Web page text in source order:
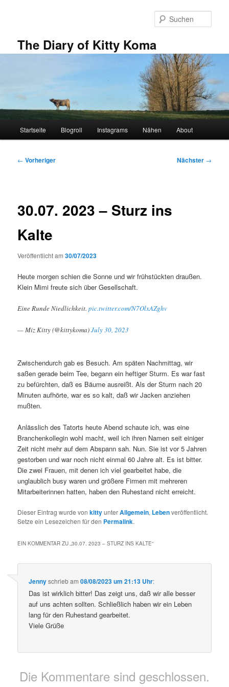
The Diary of Kitty Koma
Startseite Blogroll Instagrams Nähen About
Beitragsnavigation
← Vorheriger Nächster →
30.07. 2023 – Sturz ins
Kalte
Veröffentlicht am30/07/2023
Heute morgen schien die Sonne und wir frühstückten draußen.
Klein Mimi freute sich über Gesellschaft.
Eine Runde Niedlichkeit.pic.twitter.com/N7OlxAZghv
— Miz Kitty (@kittykoma)July 30, 2023
Zwischendurch gab es Besuch. Am späten Nachmittag, wir
saßen gerade beim Tee, begann ein heftiger Sturm. Es war fast
zu befürchten, daß es Bäume ausreißt. Als der Sturm nach 20
Minuten aufhörte, war es so kalt, daß wir Jacken anziehen
mußten.
Anlässlich des Tatorts heute Abend schaute ich, was eine
Branchenkollegin wohl macht, weil ich ihren Namen seit einiger
Zeit nicht mehr auf dem Abspann sah. Nun. Sie ist vor 5 Jahren
gestorben und war noch nicht einmal 60 Jahre alt. Es ist bitter.
Die zwei Frauen, mit denen ich viel gearbeitet habe, die
unglaublich busy waren und größere Firmen mit mehreren
Mitarbeiterinnen hatten, haben den Ruhestand nicht erreicht.
Dieser Eintrag wurde vonkittyunterAllgemein, Lebenveröffentlicht.
Setze ein Lesezeichen für den Permalink.
EIN KOMMENTAR ZU „30.07. 2023 – STURZ INS KALTE“
Jennyschriebam08/08/2023 um 21:13 Uhr:
Das ist wirklich bitter! Das zeigt uns, daß wir alle besser
auf uns achten sollten. Schließlich haben wir ein Leben
lang für den Ruhestand gearbeitet.
Viele Grüße
Die Kommentare sind geschlossen.